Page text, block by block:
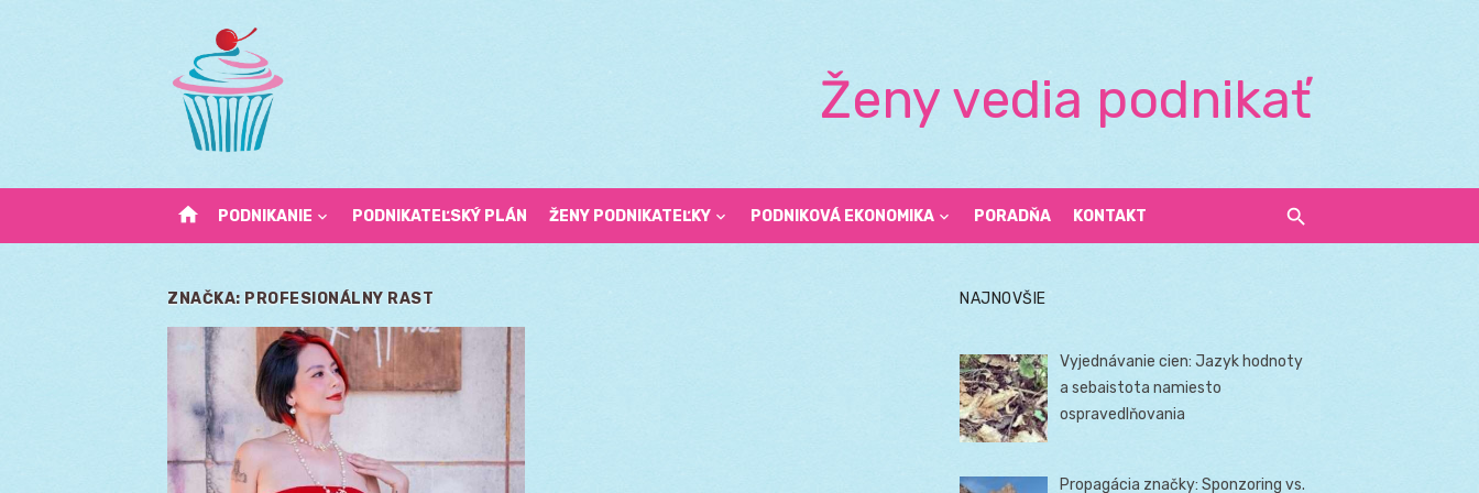
Ženy vedia podnikať
home PODNIKANIE PODNIKATEĽSKÝ PLÁN ŽENY PODNIKATEĽKY PODNIKOVÁ EKONOMIKA PORADŇA KONTAKT
ZNAČKA: PROFESIONÁLNY RAST NAJNOVŠIE
Vyjednávanie cien: Jazyk hodnoty
a sebaistota namiesto
ospravedlňovania
Propagácia značky: Sponzoring vs.